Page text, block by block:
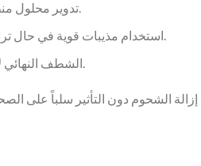
تدوير محلول منظف ساخن عبر الأنابيب.
استخدام مذيبات قوية في حال تراكم الشحوم بشكل كبير.